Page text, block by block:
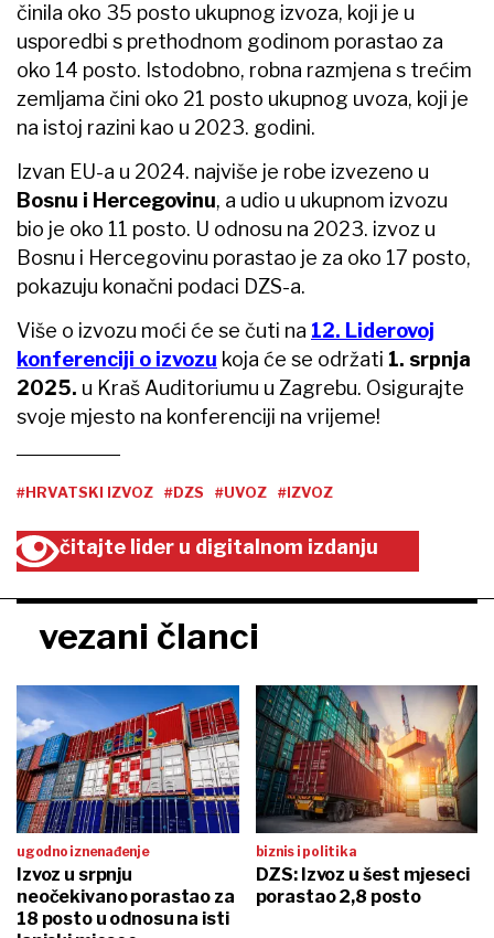
činila oko 35 posto ukupnog izvoza, koji je u
usporedbi s prethodnom godinom porastao za
oko 14 posto. Istodobno, robna razmjena s trećim
zemljama čini oko 21 posto ukupnog uvoza, koji je
na istoj razini kao u 2023. godini.
Izvan EU-a u 2024. najviše je robe izvezeno u
Bosnu i Hercegovinu, a udio u ukupnom izvozu
bio je oko 11 posto. U odnosu na 2023. izvoz u
Bosnu i Hercegovinu porastao je za oko 17 posto,
pokazuju konačni podaci DZS-a.
Više o izvozu moći će se čuti na 12. Liderovoj
konferenciji o izvozu koja će se održati 1. srpnja
2025. u Kraš Auditoriumu u Zagrebu. Osigurajte
svoje mjesto na konferenciji na vrijeme!
#HRVATSKI IZVOZ #DZS #UVOZ #IZVOZ
čitajte lider u digitalnom izdanju
vezani članci
ugodno iznenađenje
Izvoz u srpnju
neočekivano porastao za
18 posto u odnosu na isti
biznis i politika
DZS: Izvoz u šest mjeseci
porastao 2,8 posto